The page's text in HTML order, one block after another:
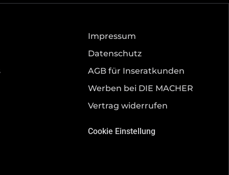
Impressum
Datenschutz
AGB für Inseratkunden
Werben bei DIE MACHER
Vertrag widerrufen
Cookie Einstellung